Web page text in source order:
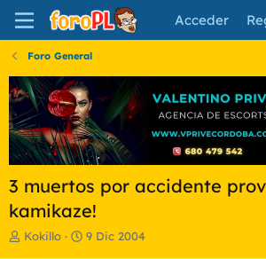
Acceder
Foro General
3 muertos por accidente
kamikaze!
IKokillo
F
9 Dic 2004